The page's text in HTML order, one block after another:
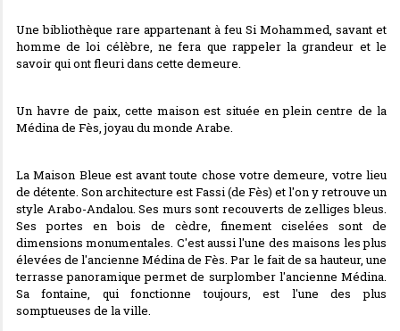
Une bibliothèque rare appartenant à feu Si Mohammed, savant et
homme de loi célèbre, ne fera que rappeler la grandeur et le
savoir qui ont fleuri dans cette demeure.
Un havre de paix, cette maison est située en plein centre de la
Médina de Fès, joyau du monde Arabe.
La Maison Bleue est avant toute chose votre demeure, votre lieu
de détente. Son architecture est Fassi (de Fès) et l'on y retrouve un
style Arabo-Andalou. Ses murs sont recouverts de zelliges bleus.
Ses portes en bois de cèdre, finement ciselées sont de
dimensions monumentales. C'est aussi l'une des maisons les plus
élevées de l'ancienne Médina de Fès. Par le fait de sa hauteur, une
terrasse panoramique permet de surplomber l'ancienne Médina.
Sa fontaine, qui fonctionne toujours, est l'une des plus
somptueuses de la ville.